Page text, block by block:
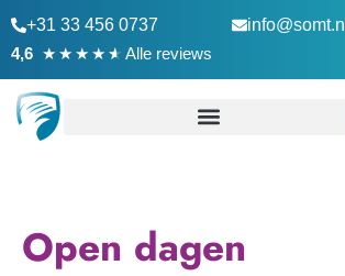
+31 33 456 0737 info@somt.nl
4,6 ★★★★★ Alle reviews
Open dagen